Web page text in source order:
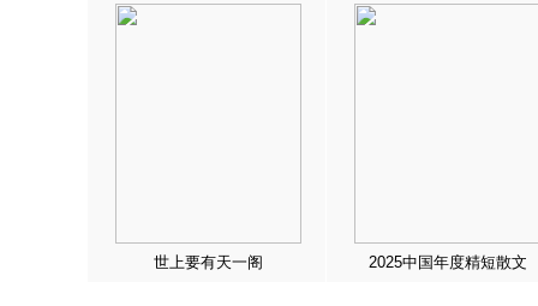
世上要有天一阁 2025中国年度精短散文